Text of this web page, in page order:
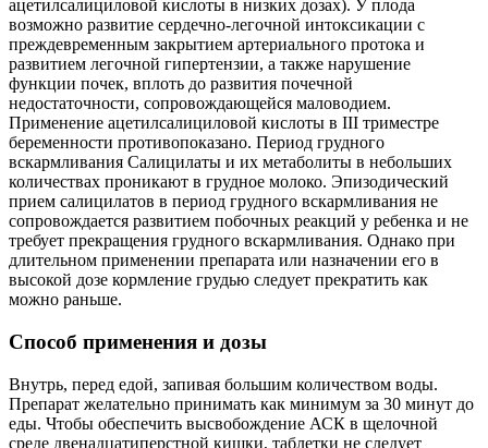
ацетилсалициловой кислоты в низких дозах). У плода
возможно развитие сердечно-легочной интоксикации с
преждевременным закрытием артериального протока и
развитием легочной гипертензии, а также нарушение
функции почек, вплоть до развития почечной
недостаточности, сопровождающейся маловодием.
Применение ацетилсалициловой кислоты в III триместре
беременности противопоказано. Период грудного
вскармливания Салицилаты и их метаболиты в небольших
количествах проникают в грудное молоко. Эпизодический
прием салицилатов в период грудного вскармливания не
сопровождается развитием побочных реакций у ребенка и не
требует прекращения грудного вскармливания. Однако при
длительном применении препарата или назначении его в
высокой дозе кормление грудью следует прекратить как
можно раньше.
Способ применения и дозы
Внутрь, перед едой, запивая большим количеством воды.
Препарат желательно принимать как минимум за 30 минут до
еды. Чтобы обеспечить высвобождение АСК в щелочной
среде двенадцатиперстной кишки, таблетки не следует